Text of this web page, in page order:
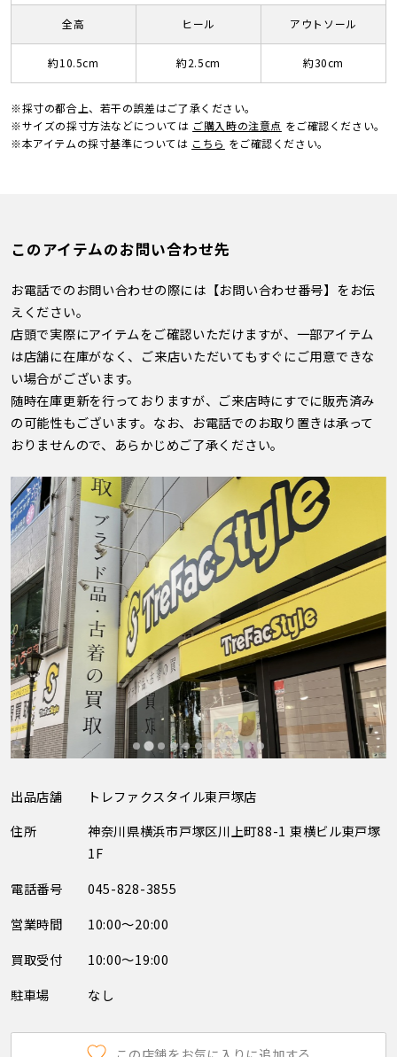
全高
約10.5cm
ヒール
約2.5cm
アウトソール
約30cm
※採寸の都合上、若干の誤差はご了承ください。
※サイズの採寸方法などについては ご購入時の注意点 をご確認ください。
※本アイテムの採寸基準については こちら をご確認ください。
このアイテムのお問い合わせ先
お電話でのお問い合わせの際には【お問い合わせ番号】をお伝
えください。
店頭で実際にアイテムをご確認いただけますが、一部アイテム
は店舗に在庫がなく、ご来店いただいてもすぐにご用意できな
い場合がございます。
随時在庫更新を行っておりますが、ご来店時にすでに販売済み
の可能性もございます。なお、お電話でのお取り置きは承って
おりませんので、あらかじめご了承ください。
出品店舗
トレファクスタイル東戸塚店
住所
神奈川県横浜市戸塚区川上町88-1 東横ビル東戸塚
1F
電話番号
045-828-3855
営業時間
10:00～20:00
買取受付
10:00～19:00
駐車場
なし